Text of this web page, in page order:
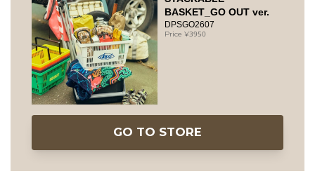
BASKET_GO OUT ver.
DPSGO2607
3950
GO TO STORE